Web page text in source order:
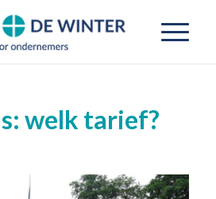
welk tarief?